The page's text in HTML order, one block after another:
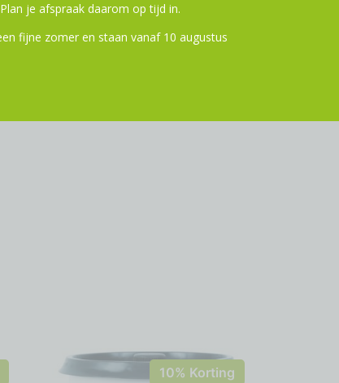
10% Korting
je afspraak daarom op tijd in.
fijne zomer en staan vanaf 10 augustus